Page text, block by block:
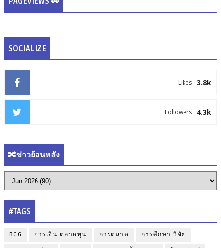
SOCIALIZE
3.8k
Likes
4.3k
Followers
🔀ข่าวย้อนหลัง
#TAGS
BCG การเงิน ตลาดทุน การตลาด การศึกษา วิจัย